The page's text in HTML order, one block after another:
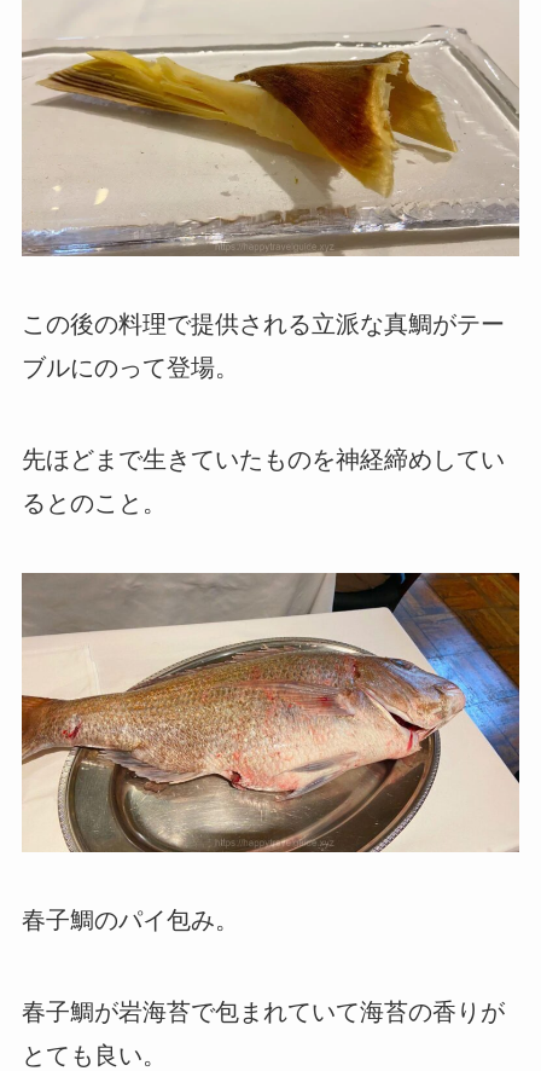
この後の料理で提供される立派な真鯛がテー
ブルにのって登場。
先ほどまで生きていたものを神経締めしてい
るとのこと。
春子鯛のパイ包み。
春子鯛が岩海苔で包まれていて海苔の香りが
とても良い。